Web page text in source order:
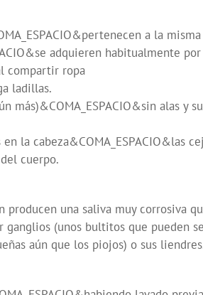
a la
adquieren habitualmente
compartir ropa
ladillas.
alas y
la cabeza&COMA_ESPACIO&las
cuerpo.
una saliva muy corrosiva
(unos bultitos que pueden
aún que los piojos) o sus